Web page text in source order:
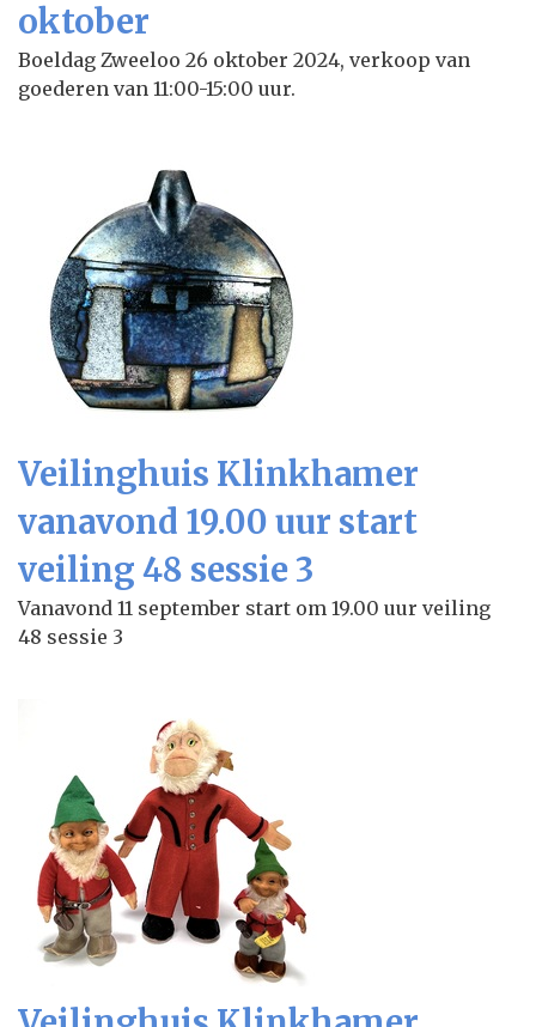
oktober
Boeldag Zweeloo 26 oktober 2024, verkoop van
goederen van 11:00-15:00 uur.
Veilinghuis Klinkhamer
vanavond 19.00 uur start
veiling 48 sessie 3
Vanavond 11 september start om 19.00 uur veiling
48 sessie 3